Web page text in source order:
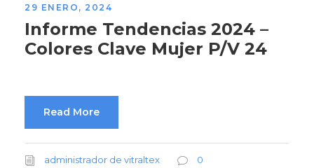
29 ENERO, 2024
Informe Tendencias 2024 –
Colores Clave Mujer P/V 24
Read More
administrador de vitraltex 0